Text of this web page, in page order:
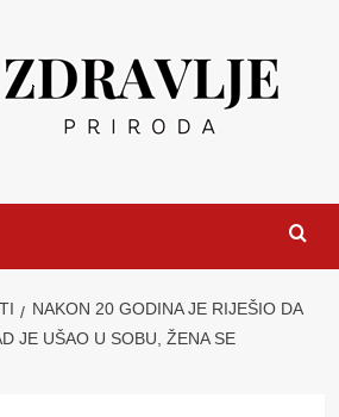
NAKON 20 GODINA JE RIJEŠIO DA
JE UŠAO U SOBU, ŽENA SE